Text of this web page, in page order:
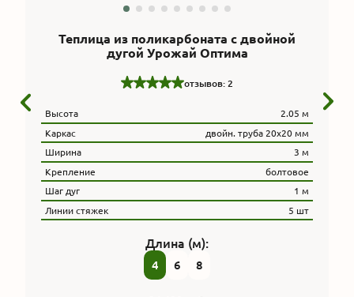
Теплица из поликарбоната с двойной
дугой Урожай Оптима
отзывов: 2
Высота
2.05 м
Каркас
двойн. труба 20x20 мм
Ширина
3 м
Крепление
болтовое
Шаг дуг
1 м
Линии стяжек
5 шт
Длина (м):
4 6 8